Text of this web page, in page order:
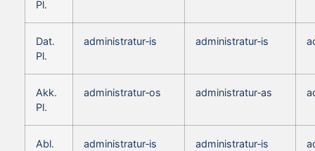
Pl.
Dat.
Pl.
administratur‑is administratur‑is
Akk.
Pl.
administratur‑os administratur‑as
Abl.
administratur‑is administratur‑is